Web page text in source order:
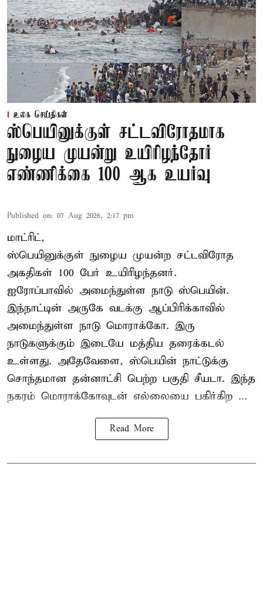
உலக செய்திகள்
ஸ்பெயினுக்குள் சட்டவிரோதமாக
நுழைய முயன்று உயிரிழந்தோர்
எண்ணிக்கை 100 ஆக உயர்வு
Published on: 07 Aug 2026, 2:17 pm
மாட்ரிட்,
ஸ்பெயினுக்குள் நுழைய முயன்ற சட்டவிரோத
அகதிகள் 100 பேர் உயிரிழந்தனர்.
ஐரோப்பாவில் அமைந்துள்ள நாடு ஸ்பெயின்.
இந்நாட்டின் அருகே வடக்கு ஆப்பிரிக்காவில்
அமைந்துள்ள நாடு மொராக்கோ. இரு
நாடுகளுக்கும் இடையே மத்திய தரைக்கடல்
உள்ளது. அதேவேளை, ஸ்பெயின் நாட்டுக்கு
சொந்தமான தன்னாட்சி பெற்ற பகுதி சீயடா. இந்த
நகரம் மொராக்கோவுடன் எல்லையை பகிர்கிற ...
Read More